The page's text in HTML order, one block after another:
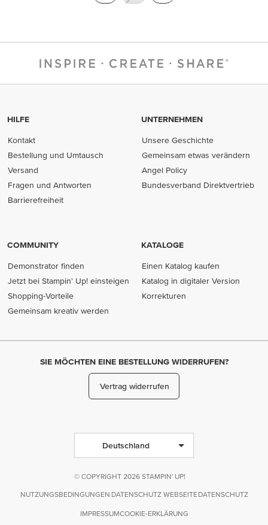
HILFE
Kontakt
Bestellung und Umtausch
Versand
Fragen und Antworten
Barrierefreiheit
UNTERNEHMEN
Unsere Geschichte
Gemeinsam etwas verändern
Angel Policy
Bundesverband Direktvertrieb
COMMUNITY
Demonstrator finden
Jetzt bei Stampin' Up! einsteigen
Shopping-Vorteile
Gemeinsam kreativ werden
KATALOGE
Einen Katalog kaufen
Katalog in digitaler Version
Korrekturen
SIE MÖCHTEN EINE BESTELLUNG WIDERRUFEN?
Vertrag widerrufen
Deutschland
© COPYRIGHT 2026 STAMPIN' UP!
NUTZUNGSBEDINGUNGEN DATENSCHUTZ WEBSEITE DATENSCHUTZ
IMPRESSUMCOOKIE-ERKLÄRUNG